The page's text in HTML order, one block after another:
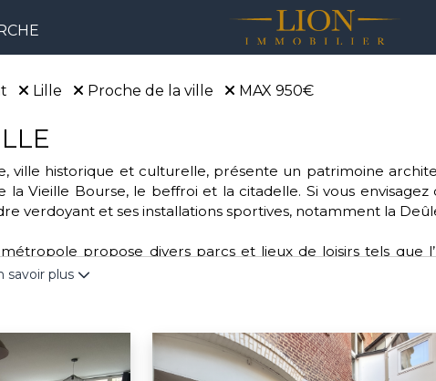
Lille Proche de la ville MAX 950€
ville historique et culturelle, présente un patrimoine
la Vieille Bourse, le beffroi et la citadelle. Si vous
verdoyant et ses installations sportives, notamment la
propose divers parcs et lieux de loisirs tels que
de la Citadelle. Pour les amateurs de sports, Lille offre
dans des actions environnementales, de santé,
“Mon bonnet rose” pour les femmes atteintes
savoir plus